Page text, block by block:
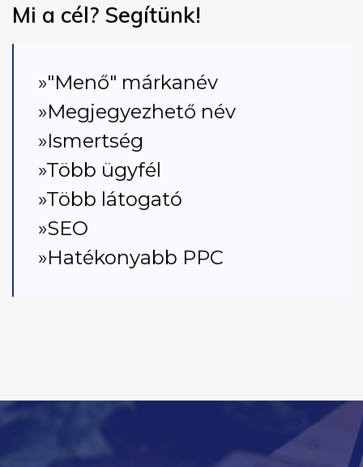
Mi a cél? Segítünk!
»"Menő" márkanév
»Megjegyezhető név
»Ismertség
»Több ügyfél
»Több látogató
»SEO
»Hatékonyabb PPC